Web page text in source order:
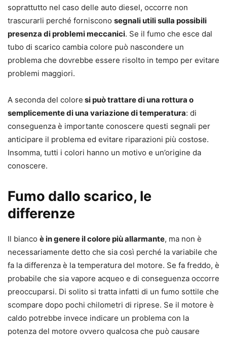
soprattutto nel caso delle auto diesel, occorre non
trascurarli perché forniscono segnali utili sulla possibili
presenza di problemi meccanici. Se il fumo che esce dal
tubo di scarico cambia colore può nascondere un
problema che dovrebbe essere risolto in tempo per evitare
problemi maggiori.
A seconda del colore si può trattare di una rottura o
semplicemente di una variazione di temperatura: di
conseguenza è importante conoscere questi segnali per
anticipare il problema ed evitare riparazioni più costose.
Insomma, tutti i colori hanno un motivo e un’origine da
conoscere.
Fumo dallo scarico, le
differenze
Il bianco è in genere il colore più allarmante, ma non è
necessariamente detto che sia così perché la variabile che
fa la differenza è la temperatura del motore. Se fa freddo, è
probabile che sia vapore acqueo e di conseguenza occorre
preoccuparsi. Di solito si tratta infatti di un fumo sottile che
scompare dopo pochi chilometri di riprese. Se il motore è
caldo potrebbe invece indicare un problema con la
potenza del motore ovvero qualcosa che può causare